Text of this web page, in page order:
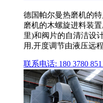
德国帕尔曼热磨机的
磨机的木螺旋进料装
里)和阀片的自清洁设
用,开度调节由液压远
联系电话: 180 3780